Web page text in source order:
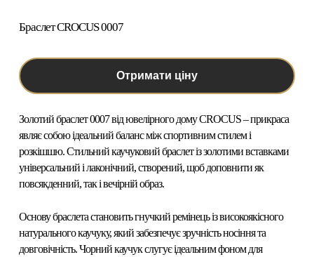
Браслет CROCUS 0007
Отримати ціну
Золотий браслет 0007від ювелірного дому CROCUS – прикраса
являє собою ідеальний баланс між спортивним стилем і
розкішшю. Стильний каучуковий браслет із золотими вставками
універсальний і лаконічний, створений, щоб доповнити як
повсякденний, так і вечірній образ.
Основу браслета становить гнучкий ремінець із високоякісного
натурального каучуку, який забезпечує зручність носіння та
довговічність. Чорний каучук слугує ідеальним фоном для